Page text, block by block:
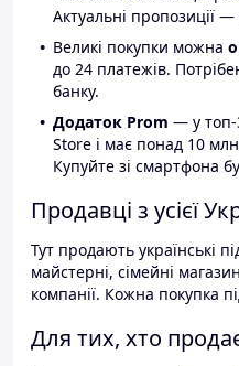
Актуальні пропозиції —
Великі покупки можна
до 24 платежів.
банку.
Додаток Prom — у топ-
Store і має понад 10
Купуйте зі смартфона
Продавці з усієї
Тут продають українські
майстерні, сімейні
компанії. Кожна покупка
Для тих, хто